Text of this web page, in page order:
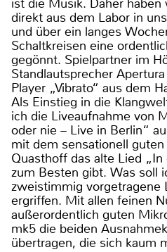
direkt aus dem Labor in
und über ein langes
Schaltkreisen eine
gegönnt. Spielpartner im
Standlautsprecher
Player „Vibrato“ aus dem
Als Einstieg in die
ich die Liveaufnahme von
oder nie – Live in Berlin“
mit dem sensationell
Quasthoff das alte Lied
zum Besten gibt. Was soll
zweistimmig vorgetragene
ergriffen. Mit allen feinen
außerordentlich guten
mk5 die beiden
übertragen, die sich kaum